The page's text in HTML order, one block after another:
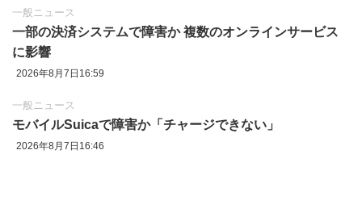
一般ニュース
一部の決済システムで障害か 複数のオンラインサービス
に影響
2026年8月7日16:59
一般ニュース
モバイルSuicaで障害か「チャージできない」
2026年8月7日16:46